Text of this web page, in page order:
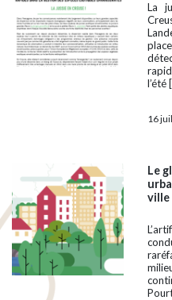
La
l’été
16
Le
ville